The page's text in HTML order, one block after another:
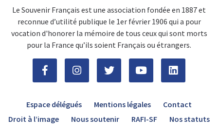
Le Souvenir Français est une association fondée en 1887 et
reconnue d’utilité publique le 1er février 1906 qui a pour
vocation d'honorer la mémoire de tous ceux qui sont morts
pour la France qu’ils soient Français ou étrangers.
Espace délégués Mentions légales
Contact
Droit à l’image
Nous soutenir RAFI-SF Nos statuts